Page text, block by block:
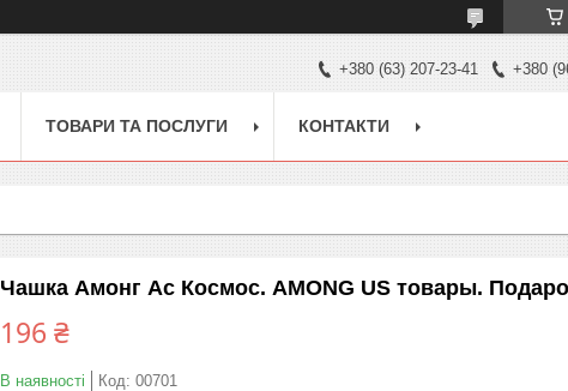
+380 (63) 207-23-41 +380
ТОВАРИ ТА ПОСЛУГИ КОНТАКТИ
Чашка Амонг Ас Космос. AMONG US товары.
196 ₴
В наявності Код: 00701